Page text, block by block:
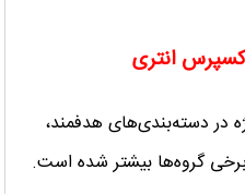
در دسته‌بندی‌های هدفمند،
گروه‌ها بیشتر شده است.